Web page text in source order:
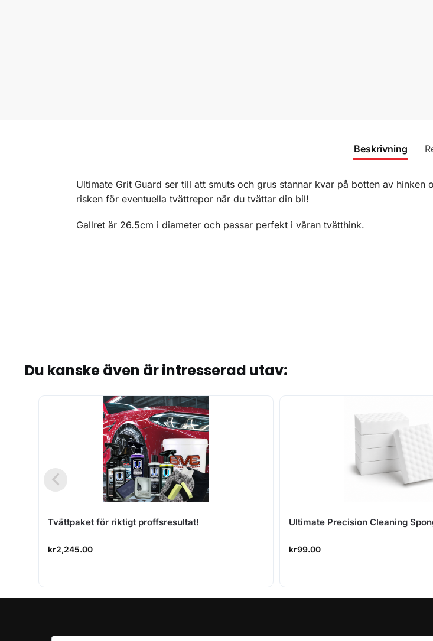
Beskrivning
Ultimate Grit Guard ser till att smuts och grus stannar kvar på botten av
risken för eventuella tvättrepor när du tvättar din bil!
Gallret är 26.5cm i diameter och passar perfekt i våran tvätthink.
Du kanske även är intresserad utav:
Tvättpaket för riktigt proffsresultat!
kr2,245.00
Ultimate Precision Cleaning
kr99.00